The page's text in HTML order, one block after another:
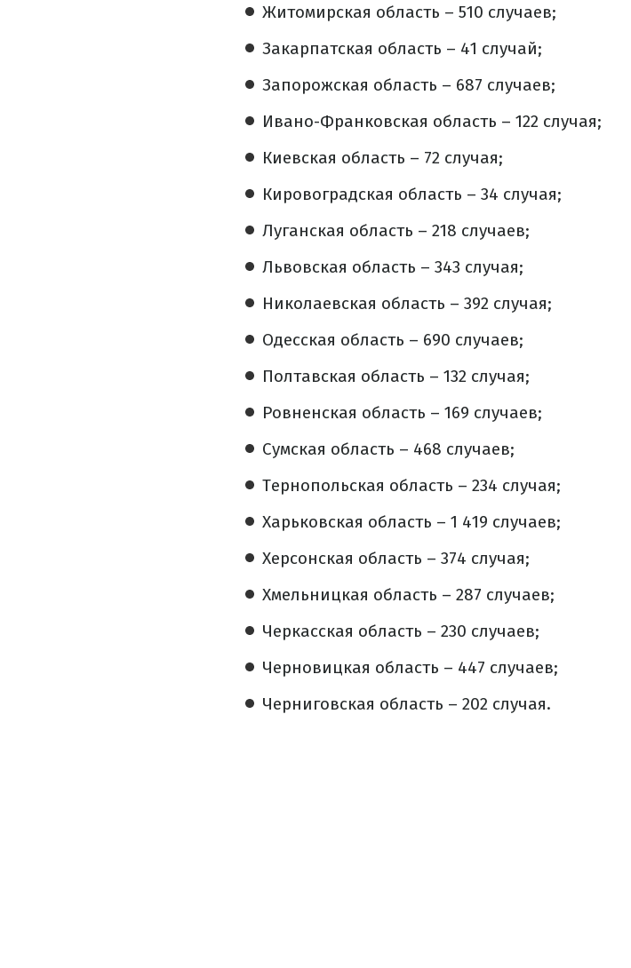
Житомирская область – 510 случаев;
Закарпатская область – 41 случай;
Запорожская область – 687 случаев;
Ивано-Франковская область – 122 случая;
Киевская область – 72 случая;
Кировоградская область – 34 случая;
Луганская область – 218 случаев;
Львовская область – 343 случая;
Николаевская область – 392 случая;
Одесская область – 690 случаев;
Полтавская область – 132 случая;
Ровненская область – 169 случаев;
Сумская область – 468 случаев;
Тернопольская область – 234 случая;
Харьковская область – 1 419 случаев;
Херсонская область – 374 случая;
Хмельницкая область – 287 случаев;
Черкасская область – 230 случаев;
Черновицкая область – 447 случаев;
Черниговская область – 202 случая.